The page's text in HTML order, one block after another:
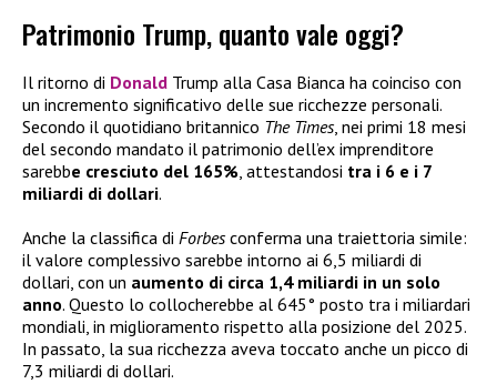
Patrimonio Trump, quanto vale oggi?
Il ritorno di Donald Trump alla Casa Bianca ha coinciso con
un incremento significativo delle sue ricchezze personali.
Secondo il quotidiano britannico The Times, nei primi 18 mesi
del secondo mandato il patrimonio dell’ex imprenditore
sarebbe cresciuto del 165%, attestandosi tra i 6 e i 7
miliardi di dollari.
Anche la classifica di Forbesconferma una traiettoria simile:
il valore complessivo sarebbe intorno ai 6,5 miliardi di
dollari, con un aumento di circa 1,4 miliardi in un solo
anno. Questo lo collocherebbe al 645° posto tra i miliardari
mondiali, in miglioramento rispetto alla posizione del 2025.
In passato, la sua ricchezza aveva toccato anche un picco di
7,3 miliardi di dollari.